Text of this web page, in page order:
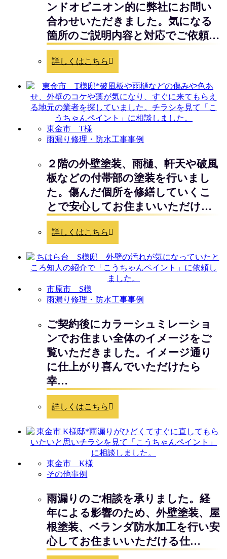
ンドオピニオン的に弊社にお問い
合わせいただきました。気になる
箇所のご説明内容と対応でご依頼…
詳しくはこちら
東金市 T様
雨漏り修理・防水工事事例
２階の外壁塗装、雨樋、軒天や破風
板などの付帯部の塗装を行いまし
た。傷んだ個所を修繕していくこ
とで安心してお住まいいただけ…
詳しくはこちら
市原市 S様
雨漏り修理・防水工事事例
ご契約後にカラーシュミレーショ
ンでお住まい全体のイメージをご
覧いただきました。イメージ通り
に仕上がり喜んでいただけたら
幸…
詳しくはこちら
東金市 K様
その他事例
雨漏りのご相談を承りました。経
年による影響のため、外壁塗装、屋
根塗装、ベランダ防水加工を行い安
心してお住まいいただける仕…